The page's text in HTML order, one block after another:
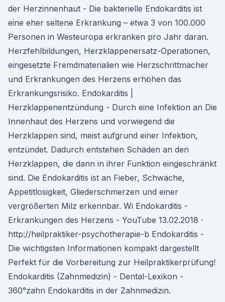
der Herzinnenhaut - Die bakterielle Endokarditis ist
eine eher seltene Erkrankung – etwa 3 von 100.000
Personen in Westeuropa erkranken pro Jahr daran.
Herzfehlbildungen, Herzklappenersatz-Operationen,
eingesetzte Fremdmaterialien wie Herzschrittmacher
und Erkrankungen des Herzens erhöhen das
Erkrankungsrisiko. Endokarditis |
Herzklappenentzündung - Durch eine Infektion an Die
Innenhaut des Herzens und vorwiegend die
Herzklappen sind, meist aufgrund einer Infektion,
entzündet. Dadurch entstehen Schäden an den
Herzklappen, die dann in ihrer Funktion eingeschränkt
sind. Die Endokarditis ist an Fieber, Schwäche,
Appetitlosigkeit, Gliederschmerzen und einer
vergrößerten Milz erkennbar. Wi Endokarditis -
Erkrankungen des Herzens - YouTube 13.02.2018 ·
http://heilpraktiker-psychotherapie-b Endokarditis -
Die wichtigsten Informationen kompakt dargestellt
Perfekt für die Vorbereitung zur Heilpraktikerprüfung!
Endokarditis (Zahnmedizin) - Dental-Lexikon -
360°zahn Endokarditis in der Zahnmedizin.